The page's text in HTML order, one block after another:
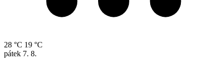
28 °C 19 °C
pátek 7. 8.